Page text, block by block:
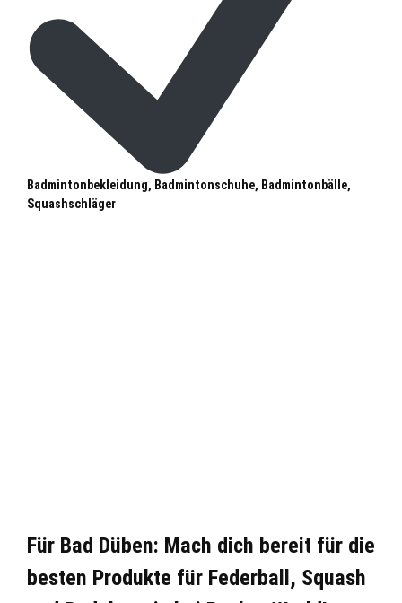
Badmintonbekleidung, Badmintonschuhe, Badmintonbälle,
Squashschläger
Für Bad Düben: Mach dich bereit für die
besten Produkte für Federball, Squash